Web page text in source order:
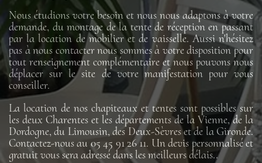
Nous étudions votre besoin et nous nous adaptons à votre
demande, du montage de la tente de réception en passant
par la location de mobilier et de vaisselle. Aussi n'hésitez
pas à nous contacter nous sommes à votre disposition pour
tout renseignement complémentaire et nous pouvons nous
déplacer sur le site de votre manifestation pour vous
conseiller.
La location de nos chapiteaux et tentes sont possibles sur
les deux Charentes et les départements de la Vienne, de la
Dordogne, du Limousin, des Deux-Sèvres et de la Gironde.
Contactez-nous au 05 45 91 26 11. Un devis personnalisé et
gratuit vous sera adressé dans les meilleurs délais..